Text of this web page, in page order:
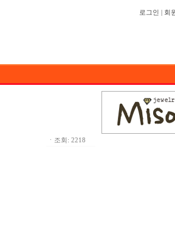
로그인 회
ㆍ조회: 2218